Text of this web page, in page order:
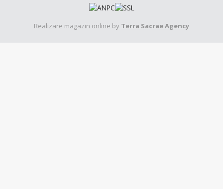
Realizare magazin online by Terra Sacrae Agency